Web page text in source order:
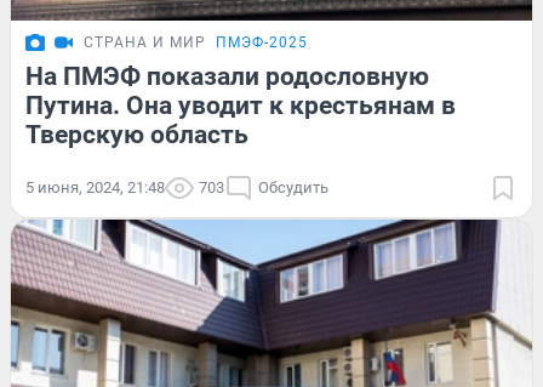
СТРАНА И МИР ПМЭФ-2025
На ПМЭФ показали родословную
Путина. Она уводит к крестьянам в
Тверскую область
5 июня, 2024, 21:48 703 Обсудить